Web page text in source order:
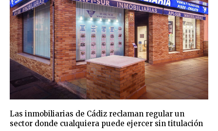
Las inmobiliarias de Cádiz reclaman regular un
sector donde cualquiera puede ejercer sin titulación